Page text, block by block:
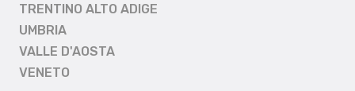
TRENTINO ALTO ADIGE
UMBRIA
VALLE D'AOSTA
VENETO